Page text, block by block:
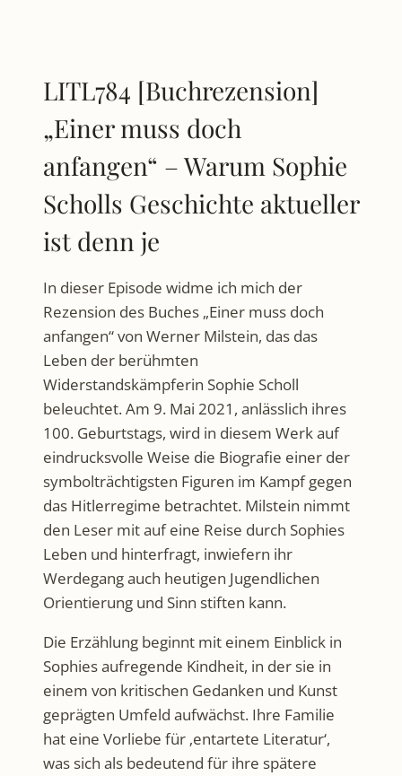
LITL784 [Buchrezension]
„Einer muss doch
anfangen“ – Warum Sophie
Scholls Geschichte aktueller
ist denn je
In dieser Episode widme ich mich der
Rezension des Buches „Einer muss doch
anfangen“ von Werner Milstein, das das
Leben der berühmten
Widerstandskämpferin Sophie Scholl
beleuchtet. Am 9. Mai 2021, anlässlich ihres
100. Geburtstags, wird in diesem Werk auf
eindrucksvolle Weise die Biografie einer der
symbolträchtigsten Figuren im Kampf gegen
das Hitlerregime betrachtet. Milstein nimmt
den Leser mit auf eine Reise durch Sophies
Leben und hinterfragt, inwiefern ihr
Werdegang auch heutigen Jugendlichen
Orientierung und Sinn stiften kann.
Die Erzählung beginnt mit einem Einblick in
Sophies aufregende Kindheit, in der sie in
einem von kritischen Gedanken und Kunst
geprägten Umfeld aufwächst. Ihre Familie
hat eine Vorliebe für ‚entartete Literatur‘,
was sich als bedeutend für ihre spätere